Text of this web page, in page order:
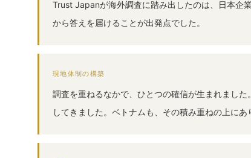
Trust Japanが海外調査に踏み出したのは、日本企
から答えを届けることが出発点でした。
現地体制の構築
調査を重ねるなかで、ひとつの確信が生まれまし
してきました。ベトナムも、その積み重ねの上にあ